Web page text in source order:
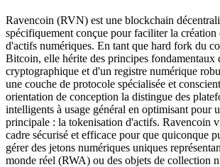
Ravencoin (RVN) est une blockchain
spécifiquement conçue pour faciliter la création
d'actifs numériques. En tant que hard fork du
Bitcoin, elle hérite des principes fondamentaux
cryptographique et d'un registre numérique
une couche de protocole spécialisée et
orientation de conception la distingue des
intelligents à usage général en optimisant pour
principale : la tokenisation d'actifs. Ravencoin
cadre sécurisé et efficace pour que quiconque
gérer des jetons numériques uniques
monde réel (RWA) ou des objets de collection